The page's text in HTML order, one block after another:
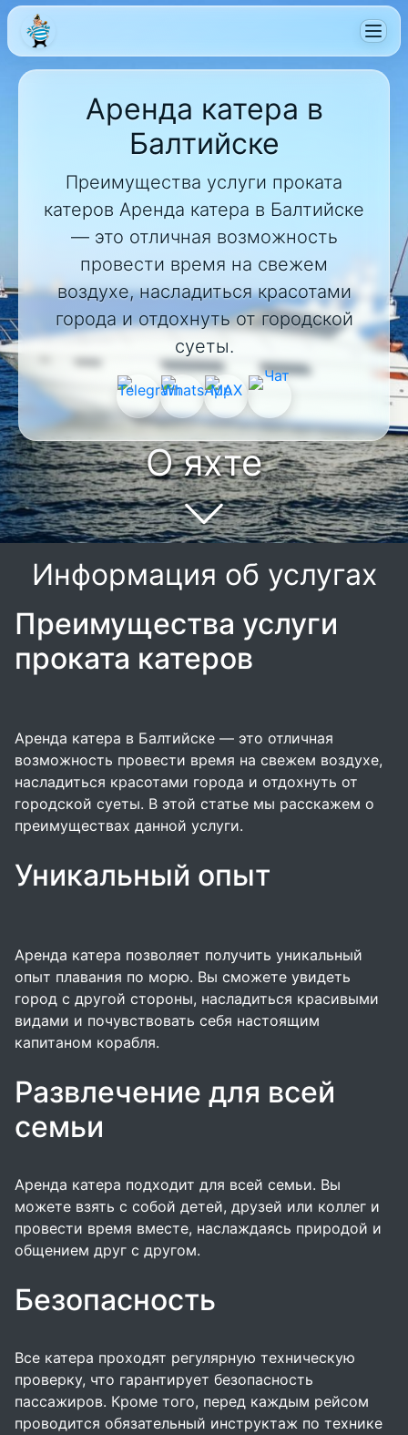
Аренда катера в
Балтийске
Преимущества услуги проката
катеров Аренда катера в Балтийске
— это отличная возможность
провести время на свежем
воздухе, насладиться красотами
города и отдохнуть от городской
суеты.
О яхте
Информация об услугах
Преимущества услуги
проката катеров
Аренда катера в Балтийске — это отличная
возможность провести время на свежем воздухе,
насладиться красотами города и отдохнуть от
городской суеты. В этой статье мы расскажем о
преимуществах данной услуги.
Уникальный опыт
Аренда катера позволяет получить уникальный
опыт плавания по морю. Вы сможете увидеть
город с другой стороны, насладиться красивыми
видами и почувствовать себя настоящим
капитаном корабля.
Развлечение для всей
семьи
Аренда катера подходит для всей семьи. Вы
можете взять с собой детей, друзей или коллег и
провести время вместе, наслаждаясь природой и
общением друг с другом.
Безопасность
Все катера проходят регулярную техническую
проверку, что гарантирует безопасность
пассажиров. Кроме того, перед каждым рейсом
проводится обязательный инструктаж по технике